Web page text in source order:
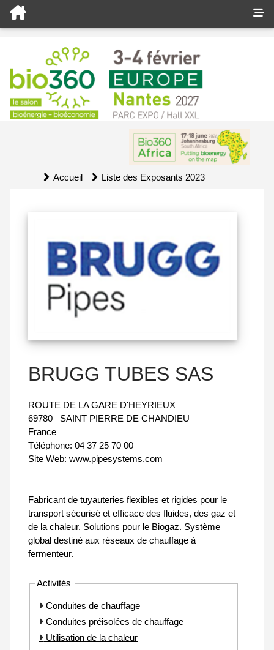
Accueil Liste des Exposants 2023
BRUGG TUBES SAS
ROUTE DE LA GARE D'HEYRIEUX
69780
SAINT PIERRE DE CHANDIEU
France
Téléphone: 04 37 25 70 00
Site Web: www.pipesystems.com
Fabricant de tuyauteries flexibles et rigides pour le
transport sécurisé et efficace des fluides, des gaz et
de la chaleur. Solutions pour le Biogaz. Système
global destiné aux réseaux de chauffage à
fermenteur.
Activités
Conduites de chauffage
Conduites préisolées de chauffage
Utilisation de la chaleur